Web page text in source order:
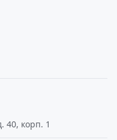
40, корп. 1